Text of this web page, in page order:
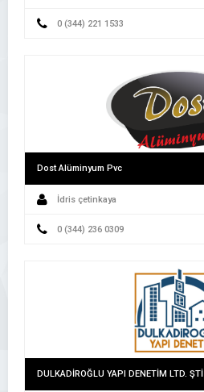
0 (344) 221 1533
Dost Alüminyum Pvc
İdris çetinkaya
0 (344) 236 0309
DULKADİROĞLU YAPI DENETİM LTD. ŞTİ